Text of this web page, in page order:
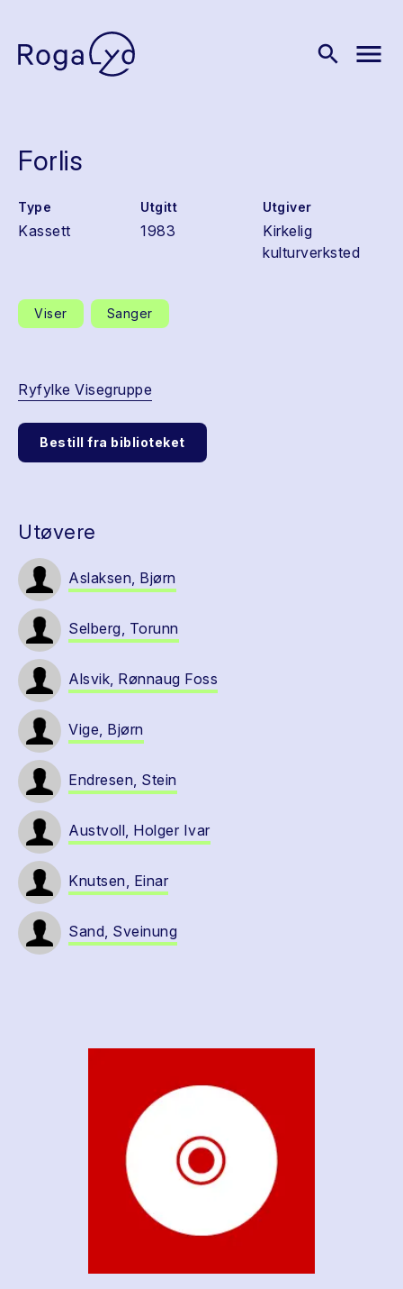
search menu
Forlis
Type
Kassett
Utgitt
1983
Utgiver
Kirkelig
kulturverksted
Viser Sanger
Ryfylke Visegruppe
Bestill fra biblioteket
Utøvere
Aslaksen, Bjørn
Selberg, Torunn
Alsvik, Rønnaug Foss
Vige, Bjørn
Endresen, Stein
Austvoll, Holger Ivar
Knutsen, Einar
Sand, Sveinung